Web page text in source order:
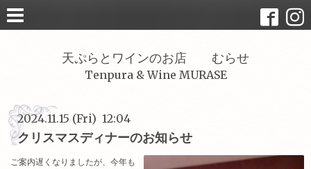
天ぷらとワインのお店 むらせ
Tenpura & Wine MURASE
2024.11.15 (Fri) 12:04
クリスマスディナーのお知らせ
ご案内遅くなりましたが、今年も